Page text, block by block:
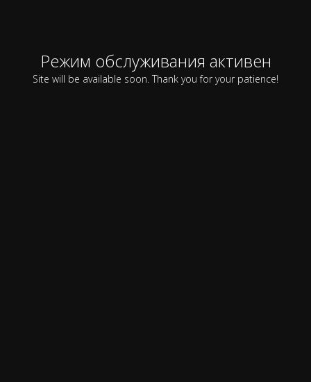
Режим обслуживания активен
Site will be available soon. Thank you for your patience!